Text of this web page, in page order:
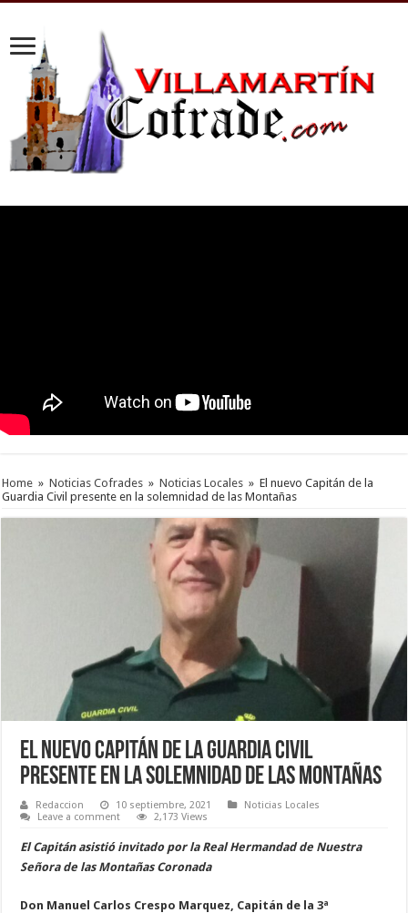
Home » Noticias Cofrades » Noticias Locales » El nuevo Capitán de la
Guardia Civil presente en la solemnidad de las Montañas
El nuevo Capitán de la Guardia Civil
presente en la solemnidad de las Montañas
Redaccion 10 septiembre, 2021
Noticias Locales
Leave a comment
2,173 Views
El Capitán asistió invitado por la Real Hermandad de Nuestra
Señora de las Montañas Coronada
Don Manuel Carlos Crespo Marquez, Capitán de la 3ª